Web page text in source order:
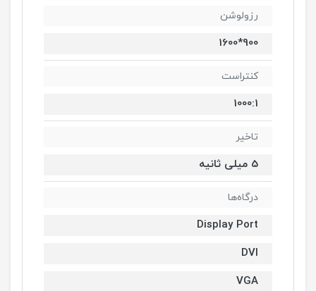
رزولوشن
900*1600
کنتراست
1000:1
تاخیر
5 میلی ثانیه
درگاه‌ها
Display Port
DVI
VGA